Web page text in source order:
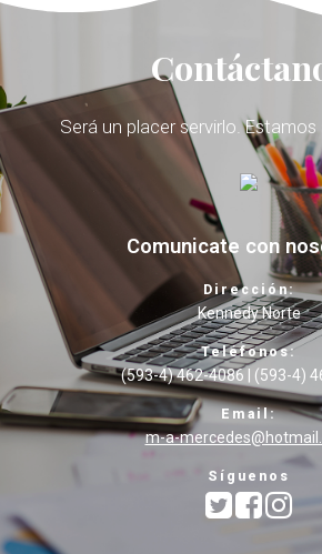
Será un placer servirlo. Estamos
Comunicate con
Dirección:
Kennedy Norte
Teléfonos:
(593-4) 462-4086 | (593-4)
Email:
m-a-
Síguenos